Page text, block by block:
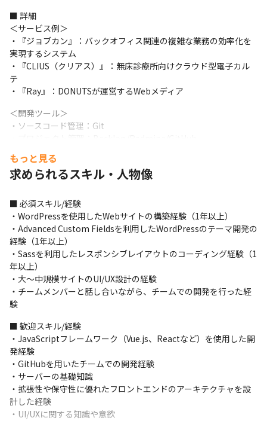
■ 詳細
＜サービス例＞
・『ジョブカン』：バックオフィス関連の複雑な業務の効率化を
実現するシステム
・『CLIUS（クリアス）』：無床診療所向けクラウド型電子カル
テ
・『Ray』：DONUTSが運営するWebメディア
＜開発ツール＞
・ソースコード管理：Git
・PC：MacBook Pro（Windowsも選択可能です）
・外部ディスプレイ：23インチ前後のサイズを支給します
■ この仕事の面白み、魅力
・当社はWebサービス開発のフルスタックなエンジニアが多く、
プロジェクトによってはエンジニアと連携しながら開発を進めら
れます
・HTML/CSSコーディングやWordPress開発が好きで、サーバー/
インフラ側も興味がある方には最適な環境です
もっと見る
求められるスキル・人物像
■ 必須スキル/経験
・WordPressを使用したWebサイトの構築経験（1年以上）
・Advanced Custom Fieldsを利用したWordPressのテーマ開発の
経験（1年以上）
・Sassを利用したレスポンシブレイアウトのコーディング経験（1
年以上）
・大～中規模サイトのUI/UX設計の経験
・チームメンバーと話し合いながら、チームでの開発を行った経
験
■ 歓迎スキル/経験
・JavaScriptフレームワーク（Vue.js、Reactなど）を使用した開
発経験
・GitHubを用いたチームでの開発経験
・サーバーの基礎知識
・拡張性や保守性に優れたフロントエンドのアーキテクチャを設
計した経験
・UI/UXに関する知識や意欲